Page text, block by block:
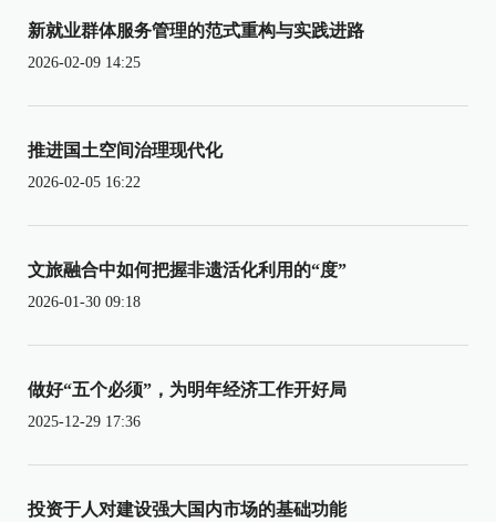
新就业群体服务管理的范式重构与实践进路
2026-02-09 14:25
推进国土空间治理现代化
2026-02-05 16:22
文旅融合中如何把握非遗活化利用的“度”
2026-01-30 09:18
做好“五个必须”，为明年经济工作开好局
2025-12-29 17:36
投资于人对建设强大国内市场的基础功能